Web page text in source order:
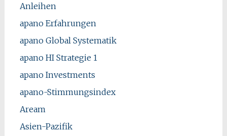
Anleihen
apano Erfahrungen
apano Global Systematik
apano HI Strategie 1
apano Investments
apano-Stimmungsindex
Aream
Asien-Pazifik